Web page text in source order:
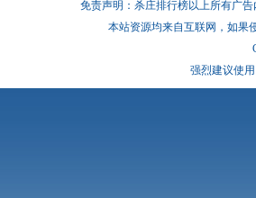
免责声明：杀庄排行榜以上所有广
本站资源均来自互联网，如果
强烈建议使